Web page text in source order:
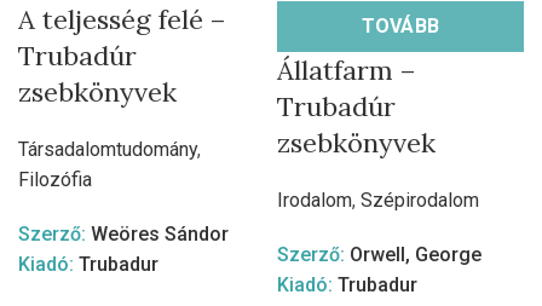
A teljesség felé –
Trubadúr
zsebkönyvek
Társadalomtudomány,
Filozófia
Szerző: Weöres Sándor
Kiadó: Trubadur
TOVÁBB
Állatfarm –
Trubadúr
zsebkönyvek
Irodalom, Szépirodalom
Szerző: Orwell, George
Kiadó: Trubadur